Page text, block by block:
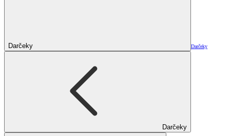
Darčeky Darčeky
Darčeky